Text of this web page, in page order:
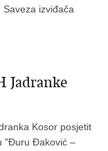
izviđača
Jadranke
Kosor posjetit
"Đuru Đaković –